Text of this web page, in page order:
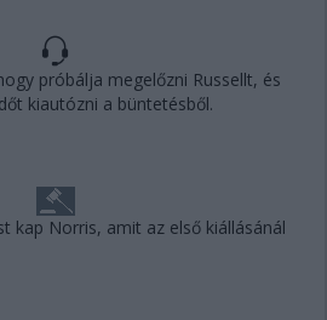
próbálja megelőzni Russellt, és
kiautózni a büntetésből.
kap Norris, amit az első kiállásánál